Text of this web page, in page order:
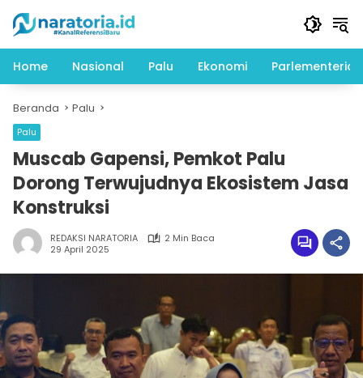
konten
Home
Nasional Palu Ekonomi Parlementeria
Beranda Palu
Palu
Muscab Gapensi, Pemkot Palu
Dorong Terwujudnya Ekosistem Jasa
Konstruksi
REDAKSI NARATORIA
2 Min Baca
29 April 2025